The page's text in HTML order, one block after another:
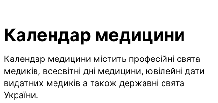
Календар медицини
Календар медицини містить професійні свята
медиків, всесвітні дні медицини, ювілейні дати
видатних медиків а також державні свята
України.